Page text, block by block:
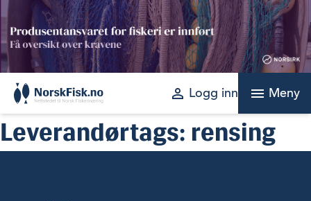
Skip
to
content
perm_identity Logg inn menu Meny
Leverandørtags: rensing